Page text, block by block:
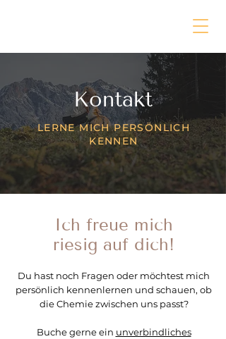
Kontakt
LERNE MICH PERSÖNLICH
KENNEN
Ich freue mich
riesig auf dich!
Du hast noch Fragen oder möchtest mich
persönlich kennenlernen und schauen, ob
die Chemie zwischen uns passt?
Buche gerne ein unverbindliches